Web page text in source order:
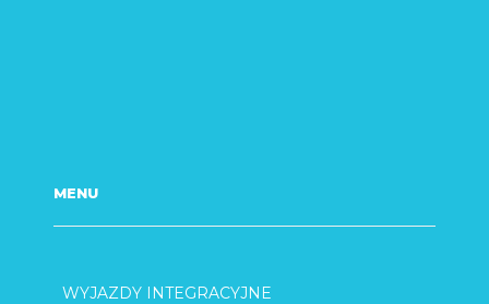
MENU
WYJAZDY INTEGRACYJNE